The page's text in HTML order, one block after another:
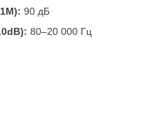
90 дБ
80–20 000 Гц